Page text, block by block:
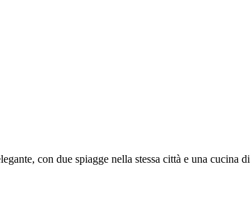
con due spiagge nella stessa città e una cucina